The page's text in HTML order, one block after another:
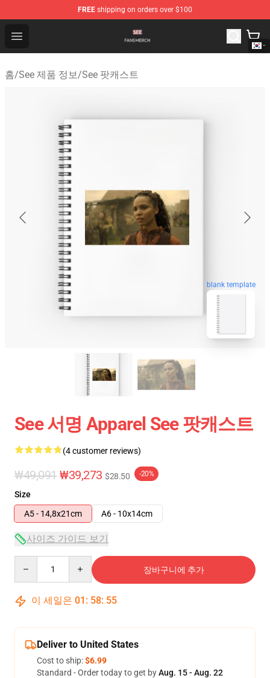
FREE shipping on orders over $100
Open menu
See Shop - Official See Merchandise Store
홈/See 제품 정보/See 팟캐스트
blank template
See 서명 Apparel See 팟캐스트
(4 customer reviews)
₩49,091 ₩39,273 $28.50 -20%
Size
A5 - 14,8x21cm
A6 - 10x14cm
사이즈 가이드 보기
장바구니에 추가
이 세일은 01 : 58: 55
Deliver to United States
Cost to ship:$6.99
Standard - Order today to get byAug. 15 - Aug. 22